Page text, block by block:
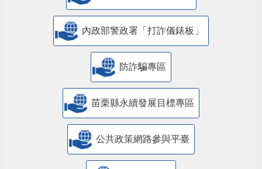
內政部警政署「打詐儀錶板」
防詐騙專區
苗栗縣永續發展目標專區
公共政策網路參與平臺